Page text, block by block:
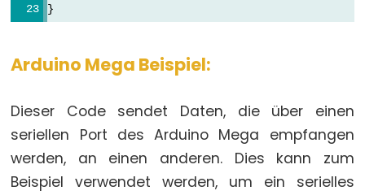
Serial
Serial.availableForWrite()
Serial.end()
Serial.find()
Serial.findUntil()
}
Arduino Mega Beispiel:
Dieser Code sendet Daten, die über einen
seriellen Port des Arduino Mega empfangen
werden, an einen anderen. Dies kann zum
Beispiel verwendet werden, um ein serielles